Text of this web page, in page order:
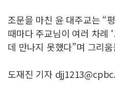
조문을 마친 윤 대주교는 “
때마다 주교님이 여러 차례
데 만나지 못했다”며 그리
도재진 기자